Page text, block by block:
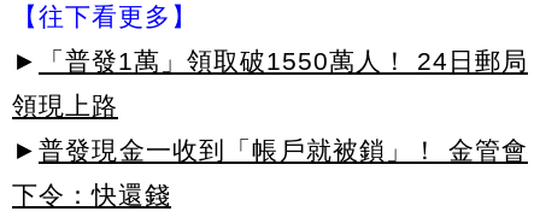
【往下看更多】
►
「普發1萬」領取破1550萬人！ 24日郵局
領現上路
► 普發現金一收到「帳戶就被鎖」！ 金管會
下令：快還錢